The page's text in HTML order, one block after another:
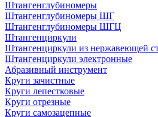
Штангенглубиномеры
Штангенглубиномеры ШГ
Штангенглубиномеры ШГЦ
Штангенциркули
Штангенциркули из нержавеющей
Штангенциркули электронные
Абразивный инструмент
Круги зачистные
Круги лепестковые
Круги отрезные
Круги самозацепные